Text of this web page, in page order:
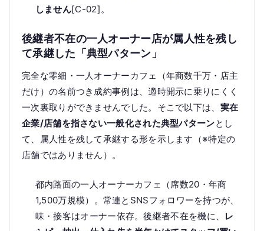
しません[C-02]。
後継者不在の一人オーナー店が属人性を残し
て承継した「典型パターン」
完全な零細・一人オーナーカフェ（年商数千万・店主
だけ）の名前つき成約事例は、適時開示に乗りにくく
一次裏取りができませんでした。そこで以下は、 実在
企業/店舗を指さない一般化された典型パターンとし
て、属人性を残して承継する形を示します（※特定の
店舗ではありません）。
都内路面の一人オーナーカフェ（席数20・年商
1,500万規模）。常連とSNSフォロワーを持つが、
味・接客はオーナー依存。後継者不在を機に、 レ